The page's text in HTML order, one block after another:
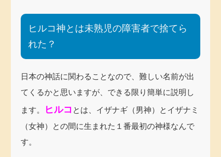
ヒルコ神とは未熟児の障害者で捨てら
れた？
日本の神話に関わることなので、難しい名前が出
てくるかと思いますが、できる限り簡単に説明し
ます。 ヒルコ とは、イザナギ（男神）とイザナミ
（女神）との間に生まれた１番最初の神様なんで
す。